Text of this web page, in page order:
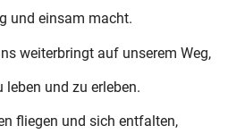
und einsam macht.
weiterbringt auf unserem Weg,
und zu erleben.
fliegen und sich entfalten,